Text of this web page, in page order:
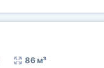
86 м³